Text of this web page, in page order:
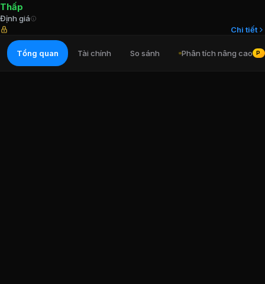
Cổ đông lớn Cổ phiếu CTCP Sách và
Công ty TNHH MTV Nhà Xuất Bản Giáo Dục Việt Nam
Thấp
Định giá
Chi tiết
Tổng quan Tài chính So sánh Phân tích nâng cao